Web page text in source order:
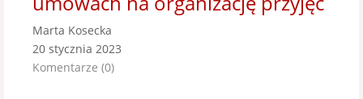
Marta Kosecka
20 stycznia 2023
Komentarze (0)